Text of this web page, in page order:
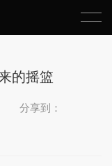
的摇篮
分享到：